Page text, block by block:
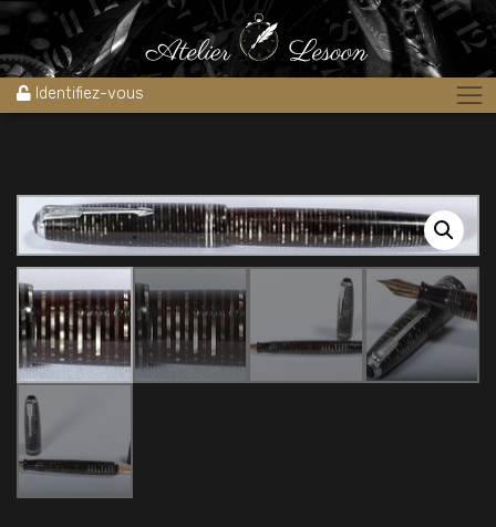
Identifiez-vous
Accueil » Boutique Stylos » Parker vacumatic Major grey pearl
USA 1940’s